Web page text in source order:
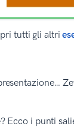
tutti gli altri
Ecco i punti